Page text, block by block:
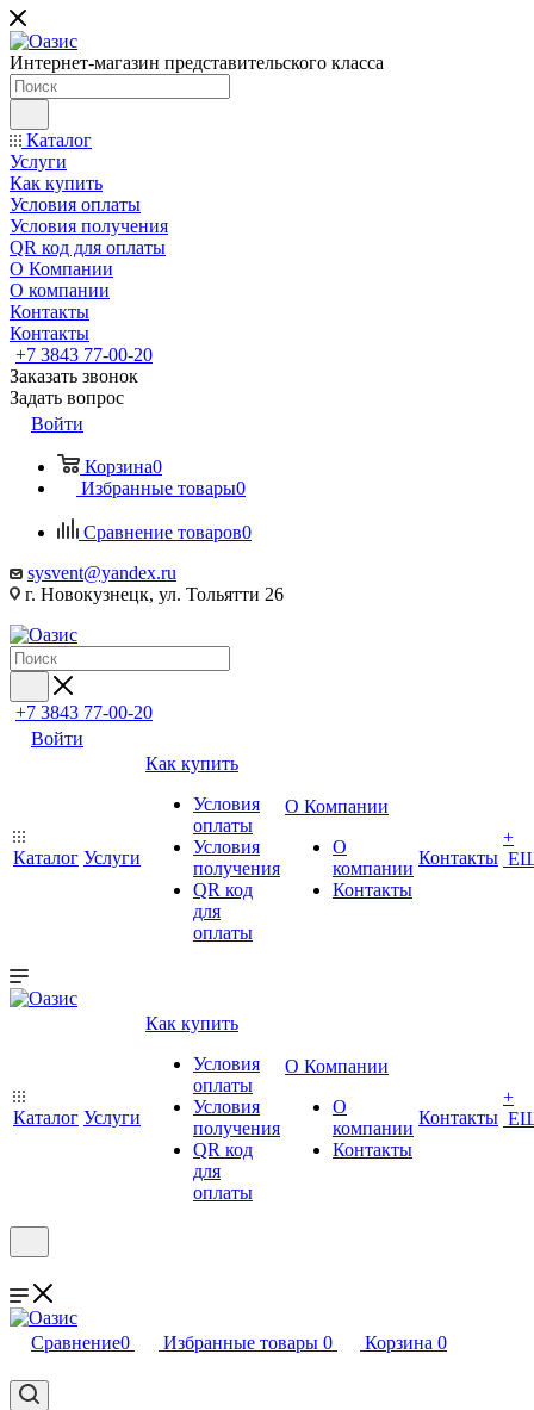
Интернет-магазин представительского класса
Каталог
Услуги
Как купить
Условия оплаты
Условия получения
QR код для оплаты
О Компании
О компании
Контакты
Контакты
+7 3843 77-00-20
Заказать звонок
Задать вопрос
Войти
Корзина0
Избранные товары0
Сравнение товаров0
sysvent@yandex.ru
г. Новокузнецк, ул. Тольятти 26
+7 3843 77-00-20
Войти
Каталог Услуги
Как купить
Условия
оплаты
Условия
получения
QR код
для
оплаты
О Компании
О
компании
Контакты
Контакты
+
Каталог Услуги
Как купить
Условия
оплаты
Условия
получения
QR код
для
оплаты
О Компании
О
компании
Контакты
Контакты
+
Сравнение0 Избранные товары 0 Корзина 0